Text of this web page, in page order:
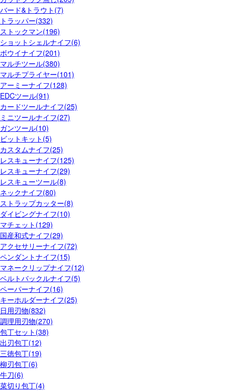
バード&トラウト(7)
トラッパー(332)
ストックマン(196)
ショットシェルナイフ(6)
ボウイナイフ(201)
マルチツール(380)
マルチプライヤー(101)
アーミーナイフ(128)
EDCツール(91)
カードツールナイフ(25)
ミニツールナイフ(27)
ガンツール(10)
ビットキット(5)
カスタムナイフ(25)
レスキューナイフ(125)
レスキューナイフ(29)
レスキューツール(8)
ネックナイフ(80)
ストラップカッター(8)
ダイビングナイフ(10)
マチェット(129)
国産和式ナイフ(29)
アクセサリーナイフ(72)
ペンダントナイフ(15)
マネークリップナイフ(12)
ベルトバックルナイフ(5)
ペーパーナイフ(16)
キーホルダーナイフ(25)
日用刃物(832)
調理用刃物(270)
包丁セット(38)
出刃包丁(12)
三徳包丁(19)
柳刃包丁(6)
牛刀(6)
菜切り包丁(4)